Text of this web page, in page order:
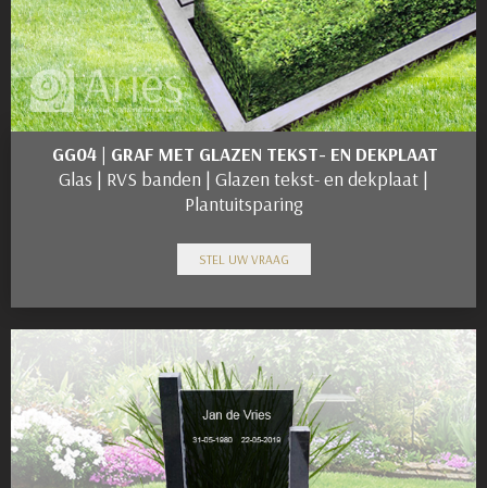
GG04 | GRAF MET GLAZEN TEKST- EN DEKPLAAT
Glas | RVS banden | Glazen tekst- en dekplaat |
Plantuitsparing
STEL UW VRAAG